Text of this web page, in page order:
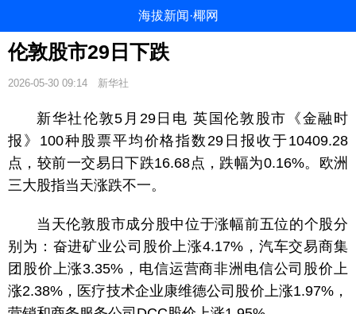
海拔新闻·椰网
伦敦股市29日下跌
2026-05-30 09:14 新华社
新华社伦敦5月29日电 英国伦敦股市《金融时
报》100种股票平均价格指数29日报收于10409.28
点，较前一交易日下跌16.68点，跌幅为0.16%。欧洲
三大股指当天涨跌不一。
当天伦敦股市成分股中位于涨幅前五位的个股分
别为：奋进矿业公司股价上涨4.17%，汽车交易商集
团股价上涨3.35%，电信运营商非洲电信公司股价上
涨2.38%，医疗技术企业康维德公司股价上涨1.97%，